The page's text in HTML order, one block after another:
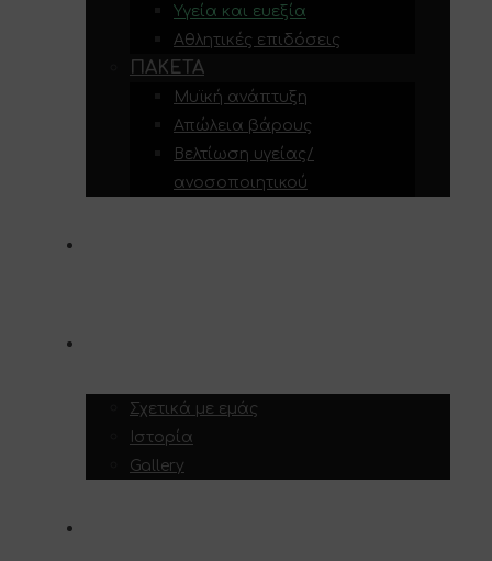
Υγεία και ευεξία
Αθλητικές επιδόσεις
ΠΑΚΈΤΑ
Μυϊκή ανάπτυξη
Απώλεια βάρους
Βελτίωση υγείας/
ανοσοποιητικού
Σχετικά με εμάς
Ιστορία
Gallery